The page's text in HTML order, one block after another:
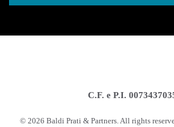
C.F. e P.I.
© 2026 Baldi Prati & Partners. All rights